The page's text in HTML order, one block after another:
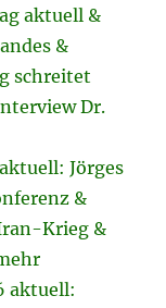
aktuell &
&
schreitet
Dr.
Jörges
&
Krieg &
aktuell: